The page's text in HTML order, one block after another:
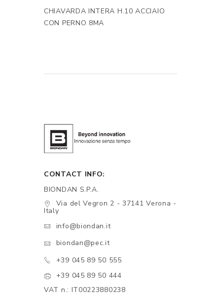
CHIAVARDA INTERA H.10 ACCIAIO
CON PERNO 8MA
CONTACT INFO:
BIONDAN S.P.A.
Via del Vegron 2 - 37141 Verona -
Italy
info@biondan.it
biondan@pec.it
+39 045 89 50 555
+39 045 89 50 444
VAT n.: IT00223880238